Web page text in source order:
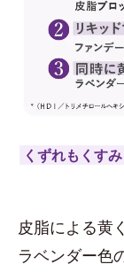
くずれもくす
皮脂による黄
ラベンダー色